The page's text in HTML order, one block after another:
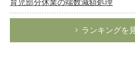
ランキングを